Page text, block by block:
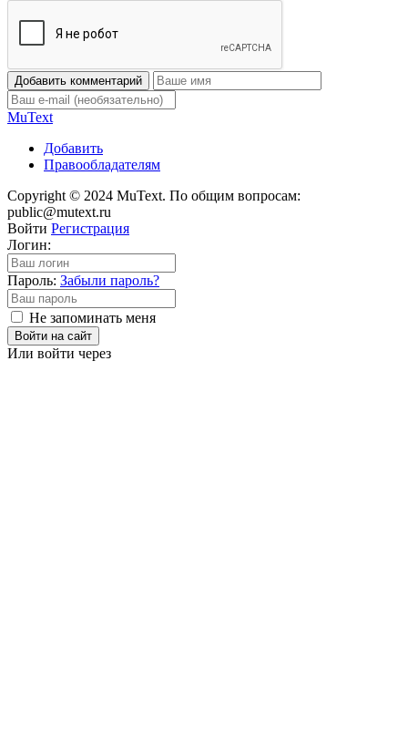
Добавить комментарий
MuText
Добавить
Правообладателям
Copyright © 2024 MuText. По общим вопросам:
public@mutext.ru
Войти Регистрация
Логин:
Пароль: Забыли пароль?
Не запоминать меня
Войти на сайт
Или войти через